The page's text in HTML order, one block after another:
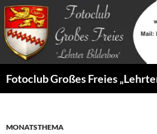
Zum
Inhalt
springen
Fotoclub Großes Freies
MONATSTHEMA